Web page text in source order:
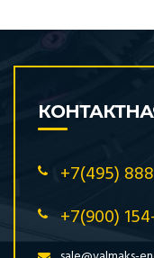
+7(495)
+7(900)